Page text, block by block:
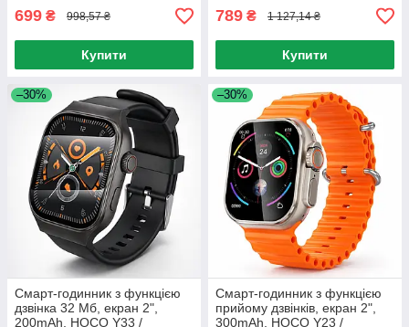
699 ₴ 998,57 ₴
Купити
789 ₴ 1 127,14 ₴
Купити
–30%
Смарт-годинник з функцією
дзвінка 32 Мб, екран 2",
200mAh, HOCO Y33 /
–30%
Смарт-годинник з функцією
прийому дзвінків, екран 2",
300mAh, HOCO Y23 /